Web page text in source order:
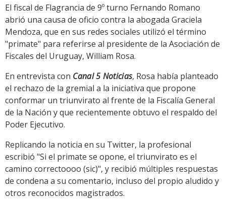
Link
El fiscal de Flagrancia de 9º turno Fernando Romano
abrió una causa de oficio contra la abogada Graciela
Mendoza, que en sus redes sociales utilizó el término
"primate" para referirse al presidente de la Asociación de
Fiscales del Uruguay, William Rosa.
En entrevista con Canal 5 Noticias, Rosa había planteado
el rechazo de la gremial a la iniciativa que propone
conformar un triunvirato al frente de la Fiscalía General
de la Nación y que recientemente obtuvo el respaldo del
Poder Ejecutivo.
Replicando la noticia en su Twitter, la profesional
escribió "Si el primate se opone, el triunvirato es el
camino correctoooo (sic)", y recibió múltiples respuestas
de condena a su comentario, incluso del propio aludido y
otros reconocidos magistrados.